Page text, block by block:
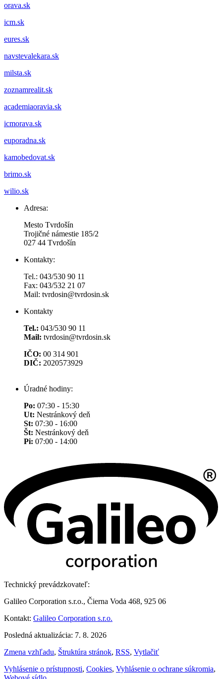
orava.sk
icm.sk
eures.sk
navstevalekara.sk
milsta.sk
zoznamrealit.sk
academiaoravia.sk
icmorava.sk
euporadna.sk
kamobedovat.sk
brimo.sk
wilio.sk
Adresa:
Mesto Tvrdošín
Trojičné námestie 185/2
027 44 Tvrdošín
Kontakty:
Tel.: 043/530 90 11
Fax: 043/532 21 07
Mail: tvrdosin@tvrdosin.sk
Kontakty
Tel.: 043/530 90 11
Mail: tvrdosin@tvrdosin.sk
IČO: 00 314 901
DIČ: 2020573929
Úradné hodiny:
Po: 07:30 - 15:30
Ut: Nestránkový deň
St: 07:30 - 16:00
Št: Nestránkový deň
Pi: 07:00 - 14:00
Technický prevádzkovateľ:
Galileo Corporation s.r.o., Čierna Voda 468, 925 06
Kontakt: Galileo Corporation s.r.o.
Posledná aktualizácia: 7. 8. 2026
Zmena vzhľadu, Štruktúra stránok, RSS, Vytlačiť
Vyhlásenie o prístupnosti, Cookies, Vyhlásenie o ochrane súkromia,